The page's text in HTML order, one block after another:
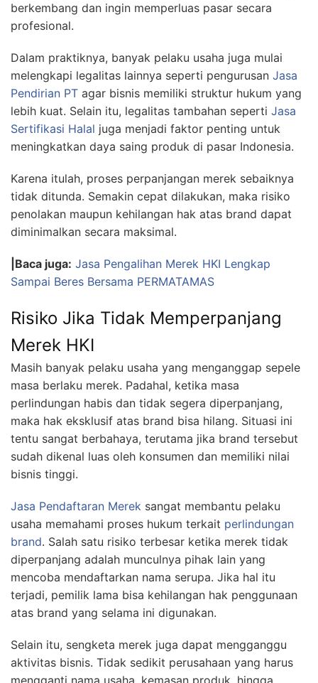
berkembang dan ingin memperluas pasar secara
profesional.
Dalam praktiknya, banyak pelaku usaha juga mulai
melengkapi legalitas lainnya seperti pengurusan Jasa
Pendirian PT agar bisnis memiliki struktur hukum yang
lebih kuat. Selain itu, legalitas tambahan seperti Jasa
Sertifikasi Halal juga menjadi faktor penting untuk
meningkatkan daya saing produk di pasar Indonesia.
Karena itulah, proses perpanjangan merek sebaiknya
tidak ditunda. Semakin cepat dilakukan, maka risiko
penolakan maupun kehilangan hak atas brand dapat
diminimalkan secara maksimal.
|Baca juga: Jasa Pengalihan Merek HKI Lengkap
Sampai Beres Bersama PERMATAMAS
Risiko Jika Tidak Memperpanjang
Merek HKI
Masih banyak pelaku usaha yang menganggap sepele
masa berlaku merek. Padahal, ketika masa
perlindungan habis dan tidak segera diperpanjang,
maka hak eksklusif atas brand bisa hilang. Situasi ini
tentu sangat berbahaya, terutama jika brand tersebut
sudah dikenal luas oleh konsumen dan memiliki nilai
bisnis tinggi.
Jasa Pendaftaran Merek sangat membantu pelaku
usaha memahami proses hukum terkait perlindungan
brand. Salah satu risiko terbesar ketika merek tidak
diperpanjang adalah munculnya pihak lain yang
mencoba mendaftarkan nama serupa. Jika hal itu
terjadi, pemilik lama bisa kehilangan hak penggunaan
atas brand yang selama ini digunakan.
Selain itu, sengketa merek juga dapat mengganggu
aktivitas bisnis. Tidak sedikit perusahaan yang harus